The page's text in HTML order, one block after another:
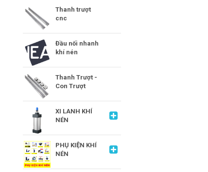
Thanh trượt
cnc
Đầu nối nhanh
khí nén
Thanh Trượt -
Con Trượt
XI LANH KHÍ
NÉN
PHỤ KIỆN KHÍ
NÉN